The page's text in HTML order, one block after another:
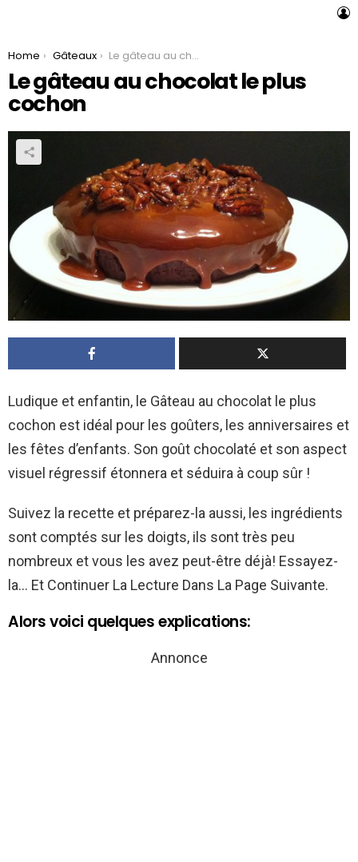
You are here:
Home Gâteaux Le gâteau au chocolat le plus cochon
Le gâteau au chocolat le plus
cochon
Ludique et enfantin, le Gâteau au chocolat le plus
cochon est idéal pour les goûters, les anniversaires et
les fêtes d’enfants. Son goût chocolaté et son aspect
visuel régressif étonnera et séduira à coup sûr !
Suivez la recette et préparez-la aussi, les ingrédients
sont comptés sur les doigts, ils sont très peu
nombreux et vous les avez peut-être déjà! Essayez-
la… Et Continuer La Lecture Dans La Page Suivante.
Alors voici quelques explications:
Annonce